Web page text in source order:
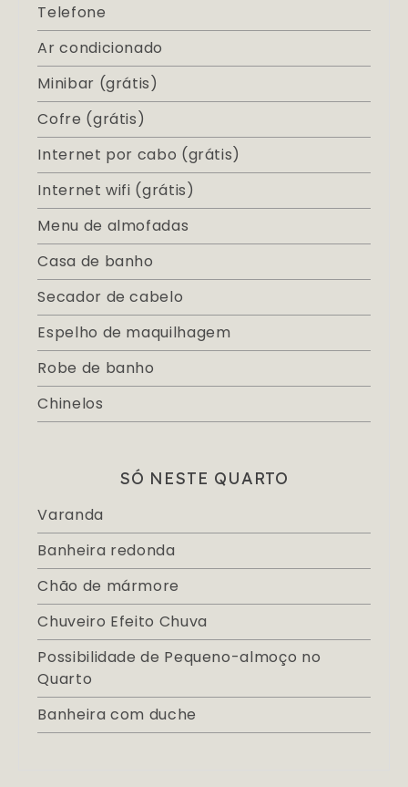
Telefone
Ar condicionado
Minibar (grátis)
Cofre (grátis)
Internet por cabo (grátis)
Internet wifi (grátis)
Menu de almofadas
Casa de banho
Secador de cabelo
Espelho de maquilhagem
Robe de banho
Chinelos
SÓ NESTE QUARTO
Varanda
Banheira redonda
Chão de mármore
Chuveiro Efeito Chuva
Possibilidade de Pequeno-almoço no
Quarto
Banheira com duche